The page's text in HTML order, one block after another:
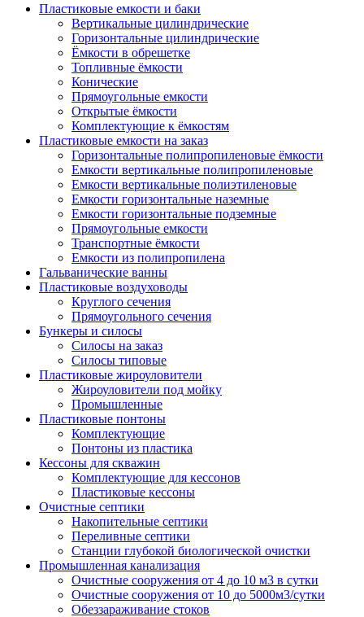
Пластиковые емкости и баки
Вертикальные цилиндрические
Горизонтальные цилиндрические
Ёмкости в обрешетке
Топливные ёмкости
Конические
Прямоугольные емкости
Открытые ёмкости
Комплектующие к ёмкостям
Пластиковые емкости на заказ
Горизонтальные полипропиленовые ёмкости
Емкости вертикальные полипропиленовые
Емкости вертикальные полиэтиленовые
Емкости горизонтальные наземные
Емкости горизонтальные подземные
Прямоугольные емкости
Транспортные ёмкости
Емкости из полипропилена
Гальванические ванны
Пластиковые воздуховоды
Круглого сечения
Прямоугольного сечения
Бункеры и силосы
Силосы на заказ
Силосы типовые
Пластиковые жироуловители
Жироуловители под мойку
Промышленные
Пластиковые понтоны
Комплектующие
Понтоны из пластика
Кессоны для скважин
Комплектующие для кессонов
Пластиковые кессоны
Очистные септики
Накопительные септики
Переливные септики
Станции глубокой биологической очистки
Промышленная канализация
Очистные сооружения от 4 до 10 м3 в сутки
Очистные сооружения от 10 до 5000м3/сутки
Обеззараживание стоков